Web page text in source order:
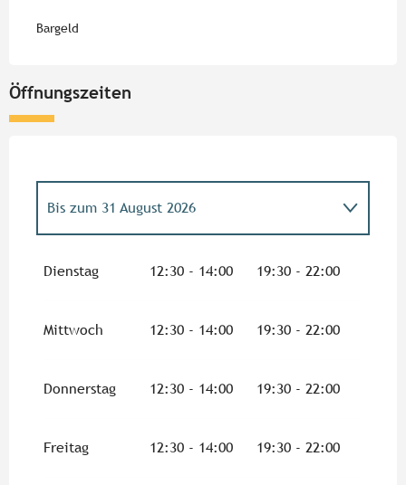
Bargeld
Öffnungszeiten
Bis zum 31 August 2026
Dienstag 12:30 - 14:00 19:30 - 22:00
Mittwoch 12:30 - 14:00 19:30 - 22:00
Donnerstag 12:30 - 14:00 19:30 - 22:00
Freitag 12:30 - 14:00 19:30 - 22:00